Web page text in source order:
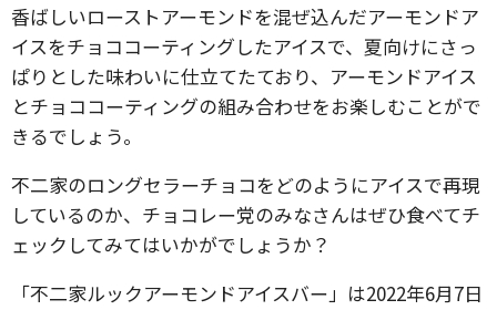
香ばしいローストアーモンドを混ぜ込んだアーモンドア
イスをチョココーティングしたアイスで、夏向けにさっ
ぱりとした味わいに仕立てたており、アーモンドアイス
とチョココーティングの組み合わせをお楽しむことがで
きるでしょう。
不二家のロングセラーチョコをどのようにアイスで再現
しているのか、チョコレー党のみなさんはぜひ食べてチ
ェックしてみてはいかがでしょうか？
「不二家ルックアーモンドアイスバー」は2022年6月7日